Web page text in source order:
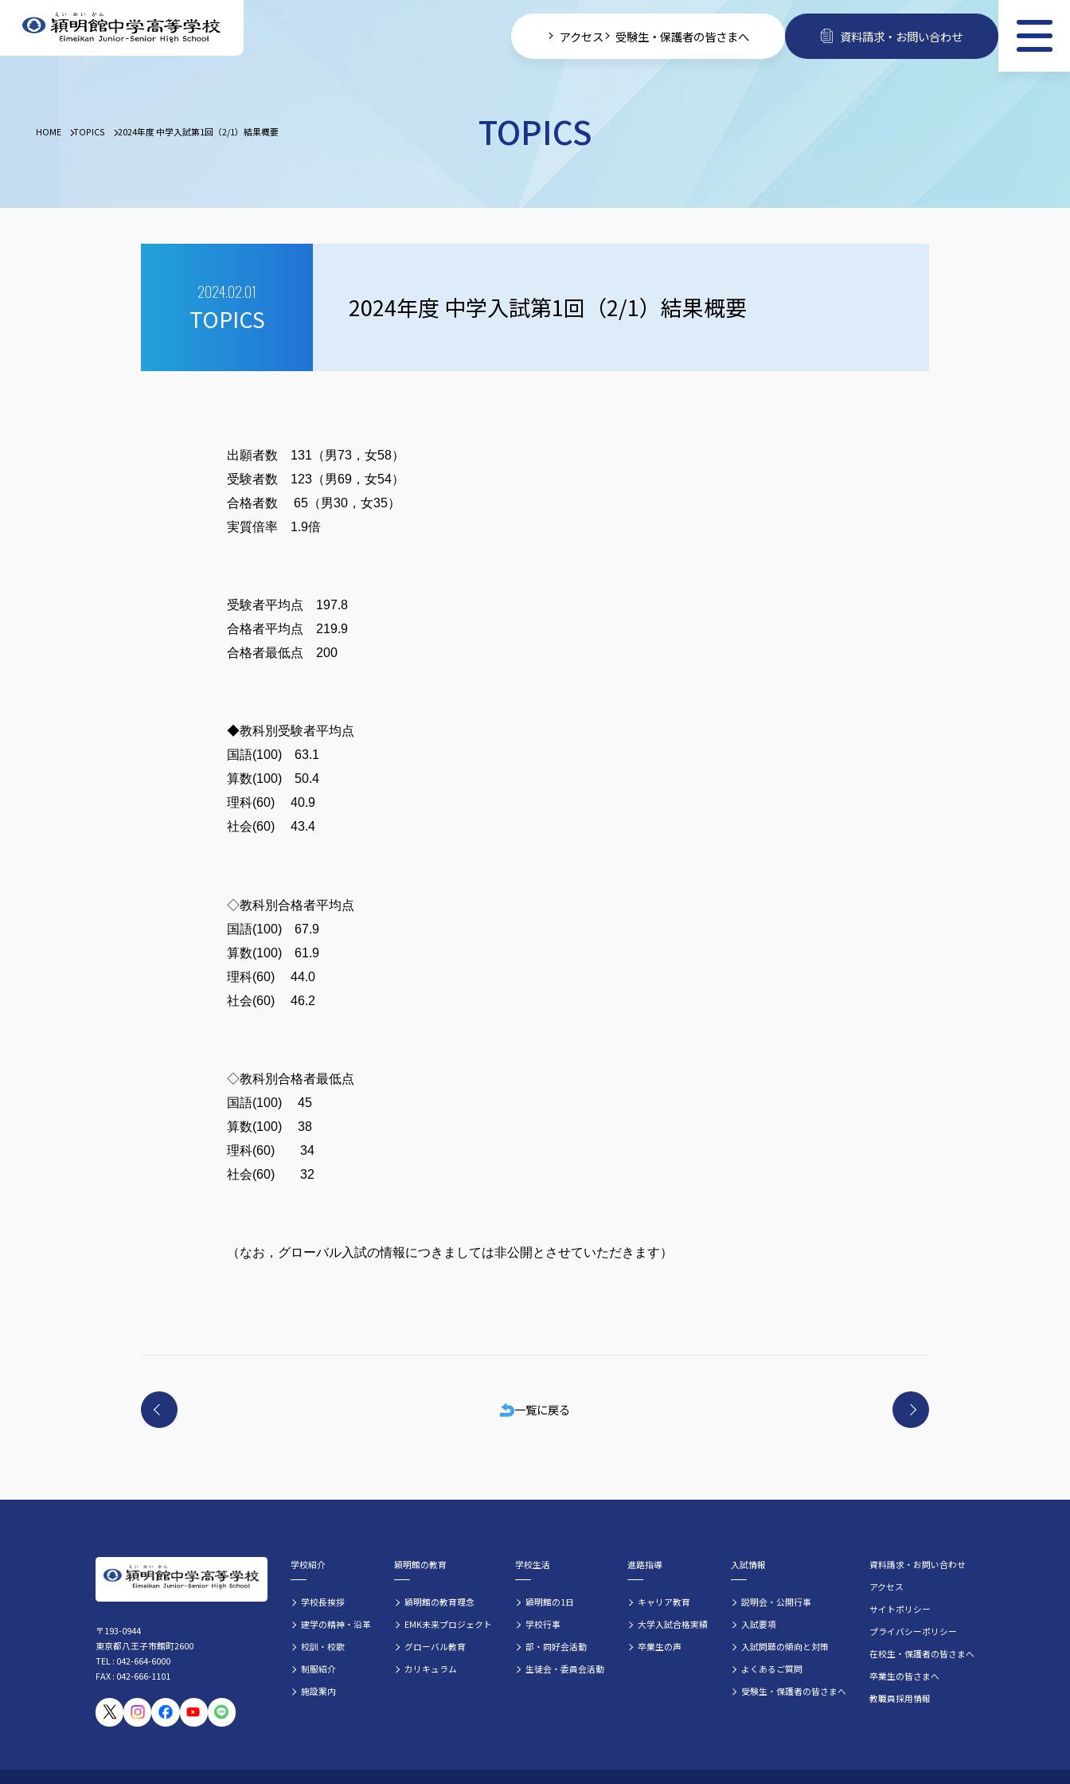
アクセス 受験生・保護者の皆さまへ 資料請求・お問い合わせ
HOME TOPICS 2024年度 中学入試第1回（2/1）結果概要 TOPICS
2024.02.01
TOPICS 2024年度 中学入試第1回（2/1）結果概要
出願者数 131（男73，女58）
受験者数 123（男69，女54）
合格者数 65（男30，女35）
実質倍率 1.9倍
受験者平均点 197.8
合格者平均点 219.9
合格者最低点 200
◆教科別受験者平均点
国語(100) 63.1
算数(100) 50.4
理科(60) 40.9
社会(60) 43.4
◇教科別合格者平均点
国語(100) 67.9
算数(100) 61.9
理科(60) 44.0
社会(60) 46.2
◇教科別合格者最低点
国語(100) 45
算数(100) 38
理科(60) 34
社会(60) 32
（なお，グローバル入試の情報につきましては非公開とさせていただきます）
一覧に戻る
〒193-0944
東京都八王子市館町2600
TEL : 042-664-6000
FAX : 042-666-1101
学校紹介
学校長挨拶
建学の精神・沿革
校訓・校歌
制服紹介
施設案内
穎明館の教育
穎明館の教育理念
EMK未来プロジェクト
グローバル教育
カリキュラム
学校生活
穎明館の1日
学校行事
部・同好会活動
生徒会・委員会活動
進路指導
キャリア教育
大学入試合格実績
卒業生の声
入試情報
説明会・公開行事
入試要項
入試問題の傾向と対策
よくあるご質問
受験生・保護者の皆さまへ
資料請求・お問い合わせ
アクセス
サイトポリシー
プライバシーポリシー
在校生・保護者の皆さまへ
卒業生の皆さまへ
教職員採用情報